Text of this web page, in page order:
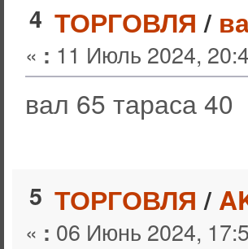
4 ТОРГОВЛЯ /
« : 11 Июль 2024,
вал 65 тараса 40
5 ТОРГОВЛЯ /
« : 06 Июнь 2024,